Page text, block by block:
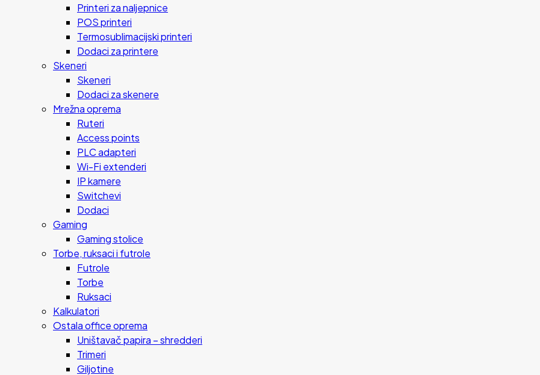
Printeri za naljepnice
POS printeri
Termosublimacijski printeri
Dodaci za printere
Skeneri
Skeneri
Dodaci za skenere
Mrežna oprema
Ruteri
Access points
PLC adapteri
Wi-Fi extenderi
IP kamere
Switchevi
Dodaci
Gaming
Gaming stolice
Torbe, ruksaci i futrole
Futrole
Torbe
Ruksaci
Kalkulatori
Ostala office oprema
Uništavač papira – shredderi
Trimeri
Giljotine